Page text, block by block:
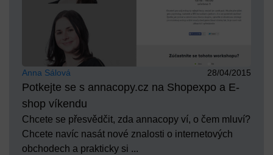
Anna Sálová 28/04/2015
Potkejte se s annacopy.cz na Shopexpo a E-
shop víkendu
Chcete se přesvědčit, zda annacopy ví, o čem mluví?
Chcete navíc nasát nové znalosti o internetových
obchodech a prakticky si ...